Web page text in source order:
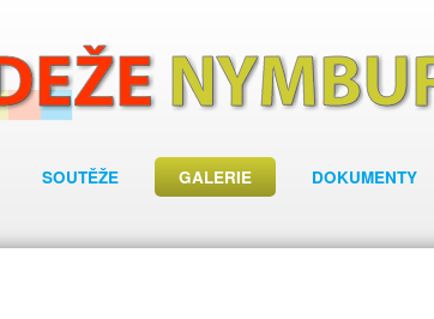
SOUTĚŽE GALERIE DOKUMENTY